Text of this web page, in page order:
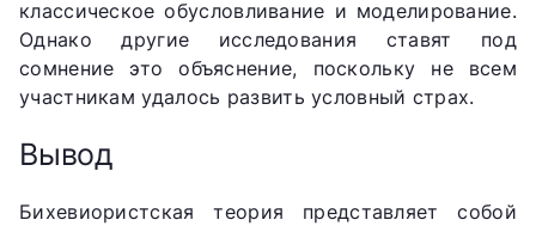
классическое обусловливание и моделирование.
Однако другие исследования ставят под
сомнение это объяснение, поскольку не всем
участникам удалось развить условный страх.
Вывод
Бихевиористская теория представляет собой